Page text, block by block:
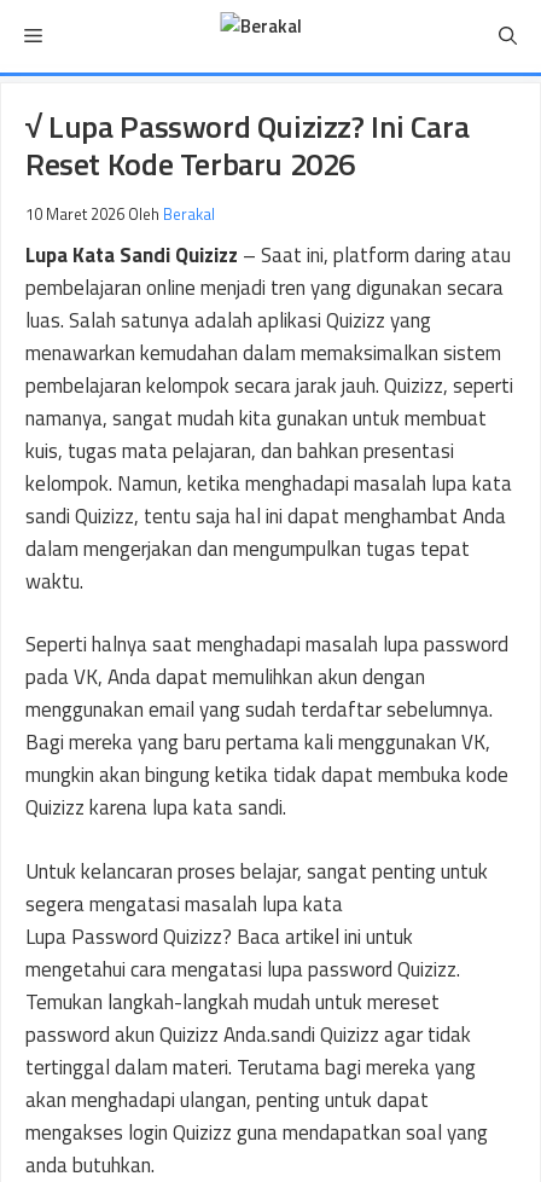
isi
Menu
√ Lupa Password Quizizz? Ini Cara
Reset Kode Terbaru 2026
10 Maret 2026 Oleh Berakal
Lupa Kata Sandi Quizizz – Saat ini, platform daring atau
pembelajaran online menjadi tren yang digunakan secara
luas. Salah satunya adalah aplikasi Quizizz yang
menawarkan kemudahan dalam memaksimalkan sistem
pembelajaran kelompok secara jarak jauh. Quizizz, seperti
namanya, sangat mudah kita gunakan untuk membuat
kuis, tugas mata pelajaran, dan bahkan presentasi
kelompok. Namun, ketika menghadapi masalah lupa kata
sandi Quizizz, tentu saja hal ini dapat menghambat Anda
dalam mengerjakan dan mengumpulkan tugas tepat
waktu.
Seperti halnya saat menghadapi masalah lupa password
pada VK, Anda dapat memulihkan akun dengan
menggunakan email yang sudah terdaftar sebelumnya.
Bagi mereka yang baru pertama kali menggunakan VK,
mungkin akan bingung ketika tidak dapat membuka kode
Quizizz karena lupa kata sandi.
Untuk kelancaran proses belajar, sangat penting untuk
segera mengatasi masalah lupa kata
Lupa Password Quizizz? Baca artikel ini untuk
mengetahui cara mengatasi lupa password Quizizz.
Temukan langkah-langkah mudah untuk mereset
password akun Quizizz Anda.sandi Quizizz agar tidak
tertinggal dalam materi. Terutama bagi mereka yang
akan menghadapi ulangan, penting untuk dapat
mengakses login Quizizz guna mendapatkan soal yang
anda butuhkan.